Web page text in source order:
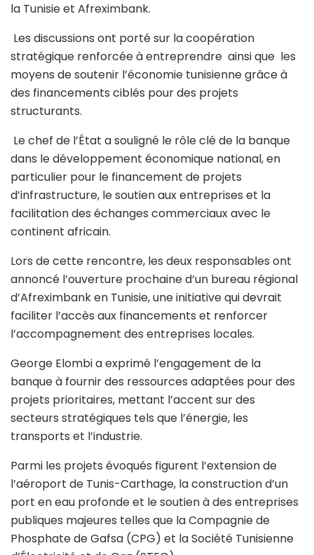
la Tunisie et Afreximbank.
Les discussions ont porté sur la coopération
stratégique renforcée à entreprendre ainsi que les
moyens de soutenir l’économie tunisienne grâce à
des financements ciblés pour des projets
structurants.
Le chef de l’État a souligné le rôle clé de la banque
dans le développement économique national, en
particulier pour le financement de projets
d’infrastructure, le soutien aux entreprises et la
facilitation des échanges commerciaux avec le
continent africain.
Lors de cette rencontre, les deux responsables ont
annoncé l’ouverture prochaine d’un bureau régional
d’Afreximbank en Tunisie, une initiative qui devrait
faciliter l’accès aux financements et renforcer
l’accompagnement des entreprises locales.
George Elombi a exprimé l’engagement de la
banque à fournir des ressources adaptées pour des
projets prioritaires, mettant l’accent sur des
secteurs stratégiques tels que l’énergie, les
transports et l’industrie.
Parmi les projets évoqués figurent l’extension de
l’aéroport de Tunis-Carthage, la construction d’un
port en eau profonde et le soutien à des entreprises
publiques majeures telles que la Compagnie de
Phosphate de Gafsa (CPG) et la Société Tunisienne